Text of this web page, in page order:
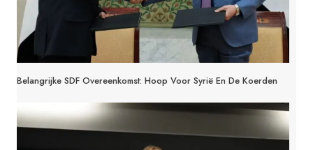
Belangrijke SDF Overeenkomst: Hoop Voor Syrië En De Koerden